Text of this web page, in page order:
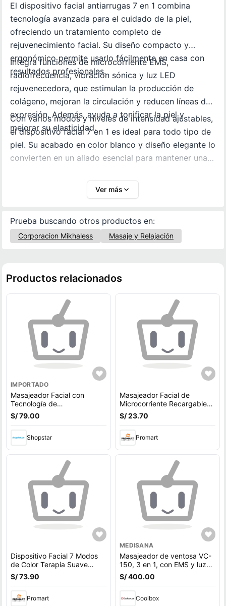
El dispositivo facial antiarrugas 7 en 1 combina
tecnología avanzada para el cuidado de la piel,
ofreciendo un tratamiento completo de
rejuvenecimiento facial. Su diseño compacto y
ergonómico permite usarlo fácilmente en casa con
resultados profesionales.
Integra funciones de microcorriente EMS,
radiofrecuencia, vibración sónica y luz LED
rejuvenecedora, que estimulan la producción de
colágeno, mejoran la circulación y reducen líneas de
expresión. Además, ayuda a tonificar la piel y
mejorar su elasticidad.
Con varios modos y niveles de intensidad ajustables,
el dispositivo facial 7 en 1 es ideal para todo tipo de
piel. Su acabado en color blanco y diseño elegante lo
convierten en un aliado esencial para mantener una
Ver más
Prueba buscando otros productos en:
Corporacion Mikhaless Masaje y Relajación
Productos relacionados
IMPORTADO
Masajeador Facial con
Tecnología de
Microcorriente EMS Reduce
Arrugas Luces LED 7 Lights
S/ 79.00
Shopstar
Masajeador Facial de
Microcorriente Recargable
Doble Cabezal Para Arrugas
Flacidez Blanco
S/ 23.70
Promart
Dispositivo Facial 7 Modos
de Color Terapia Suave
Blanco Portatil Diario
Y+Papel Regalo
S/ 73.90
Promart
MEDISANA
Masajeador de ventosa VC-
150, 3 en 1, con EMS y luz
roja
S/ 400.00
Coolbox